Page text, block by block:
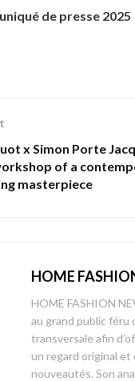
de presse 2025
x Simon Porte
of a
masterpiece
HOME
HOME FASHION
au grand public féru
transversale afin
un regard original
nouveautés. Son